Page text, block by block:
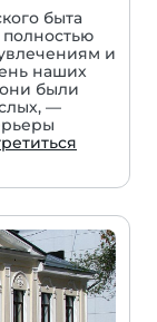
быта
и
наших
были
—